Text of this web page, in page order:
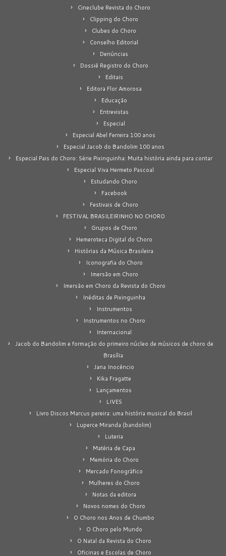
Cineclube Revista do Choro
Clipping do Choro
Clubes do Choro
Conselho Editorial
Denúncias
Dossiê Registro do Choro
Editais
Editora Flor Amorosa
Educação
Entrevistas
Especial
Especial Abel Ferreira 100 anos
Especial Jacob do Bandolim 100 anos
Especial Pais do Choro: Série Pixinguinha: Muita história ainda para contar
Especial Viva Hermeto Pascoal
Estudando Choro
Facebook
Festivais de Choro
FESTIVAL BRASILEIRINHO NO CHORO
Grupos de Choro
Hemeroteca Digital do Choro
Histórias da Música Brasileira
Iconografia do Choro
Imersão em Choro
Imersão em Choro da Revista do Choro
Inéditas de Pixinguinha
Instrumentos
Instrumentos no Choro
Internacional
Jacob do Bandolim e formação do primeiro núcleo de músicos de choro de
Brasília
Jana Inocêncio
Kika Fragatte
Lançamentos
LIVES
Livro Discos Marcus pereira: uma história musical do Brasil
Luperce Miranda (bandolim)
Luteria
Matéria de Capa
Memória do Choro
Mercado Fonográfico
Mulheres do Choro
Notas da editora
Novos nomes do Choro
O Choro nos Anos de Chumbo
O Choro pelo Mundo
O Natal da Revista do Choro
Oficinas e Escolas de Choro